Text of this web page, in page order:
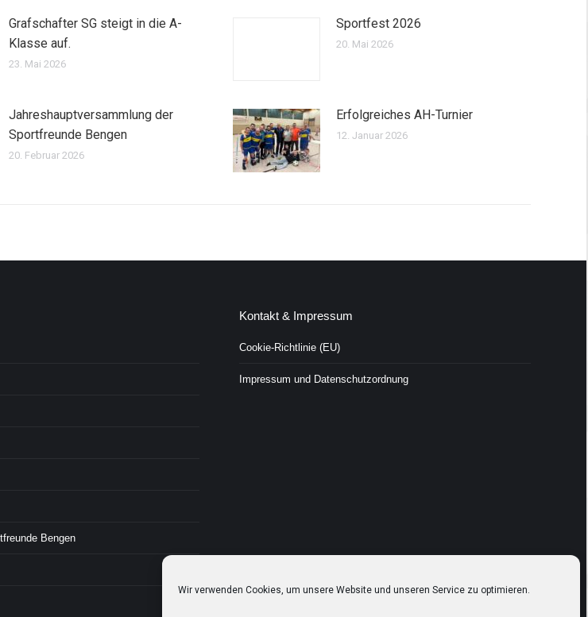
Wir verwenden Cookies, um unsere Website und unseren Service zu optimieren.
Grafschafter SG steigt in die A-
Klasse auf.
23. Mai 2026
Sportfest 2026
20. Mai 2026
Jahreshauptversammlung der
Sportfreunde Bengen
20. Februar 2026
Erfolgreiches AH-Turnier
12. Januar 2026
Bengen
Kontakt & Impressum
Cookie-Richtlinie (EU)
Impressum und Datenschutzordnung